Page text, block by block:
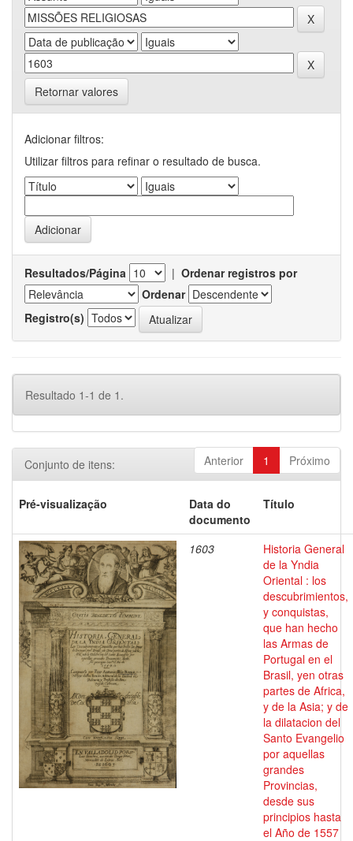
Retornar valores
Adicionar filtros:
Utilizar filtros para refinar o resultado de busca.
Resultados/Página | Ordenar registros por
Ordenar
Registro(s)
Resultado 1-1 de 1.
Anterior 1 Próximo
Conjunto de itens:
Pré-visualização
Data do
documento
Título
1603
Historia General
de la Yndia
Oriental : los
descubrimientos,
y conquistas,
que han hecho
las Armas de
Portugal en el
Brasil, yen otras
partes de Africa,
y de la Asia; y de
la dilatacion del
Santo Evangelio
por aquellas
grandes
Provincias,
desde sus
principios hasta
el Año de 1557